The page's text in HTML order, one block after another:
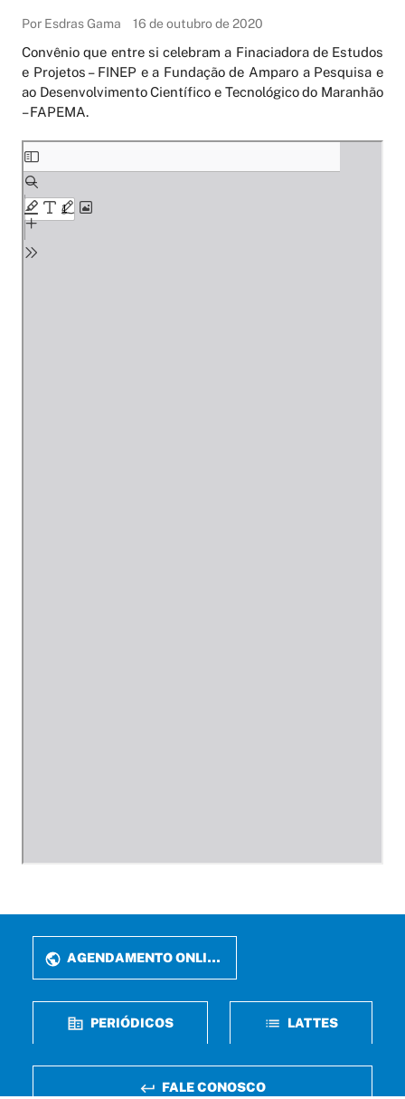
Por Esdras Gama 16 de outubro de 2020
Convênio que entre si celebram a Finaciadora de Estudos
e Projetos – FINEP e a Fundação de Amparo a Pesquisa e
ao Desenvolvimento Científico e Tecnológico do Maranhão
– FAPEMA.
Skip
to
PDF
content
AGENDAMENTO ONLINE
PERIÓDICOS LATTES
FALE CONOSCO